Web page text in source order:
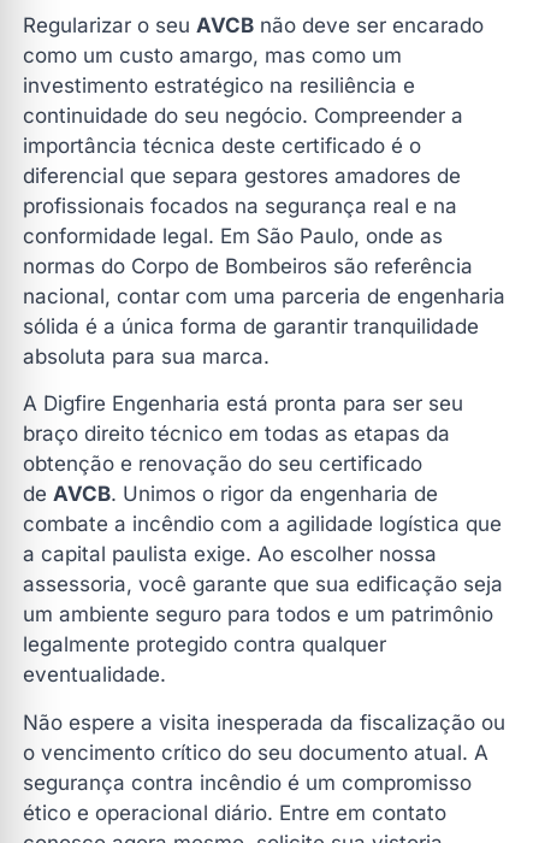
Regularizar o seu AVCB não deve ser encarado
como um custo amargo, mas como um
investimento estratégico na resiliência e
continuidade do seu negócio. Compreender a
importância técnica deste certificado é o
diferencial que separa gestores amadores de
profissionais focados na segurança real e na
conformidade legal. Em São Paulo, onde as
normas do Corpo de Bombeiros são referência
nacional, contar com uma parceria de engenharia
sólida é a única forma de garantir tranquilidade
absoluta para sua marca.
A Digfire Engenharia está pronta para ser seu
braço direito técnico em todas as etapas da
obtenção e renovação do seu certificado
de AVCB. Unimos o rigor da engenharia de
combate a incêndio com a agilidade logística que
a capital paulista exige. Ao escolher nossa
assessoria, você garante que sua edificação seja
um ambiente seguro para todos e um patrimônio
legalmente protegido contra qualquer
eventualidade.
Não espere a visita inesperada da fiscalização ou
o vencimento crítico do seu documento atual. A
segurança contra incêndio é um compromisso
ético e operacional diário. Entre em contato